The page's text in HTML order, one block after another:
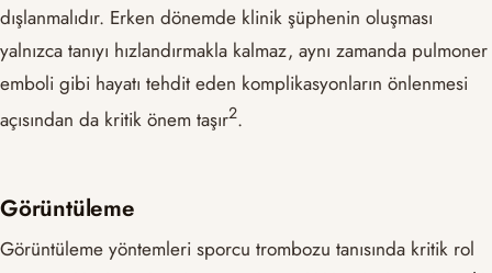
dışlanmalıdır. Erken dönemde klinik şüphenin oluşması
yalnızca tanıyı hızlandırmakla kalmaz, aynı zamanda pulmoner
emboli gibi hayatı tehdit eden komplikasyonların önlenmesi
açısından da kritik önem taşır​2​.
Görüntüleme
Görüntüleme yöntemleri sporcu trombozu tanısında kritik rol